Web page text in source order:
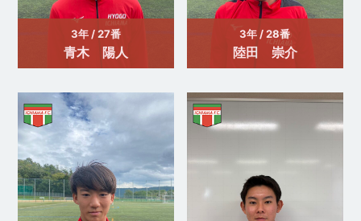
3年 / 27番
青木 陽人
3年 / 28番
陸田 崇介